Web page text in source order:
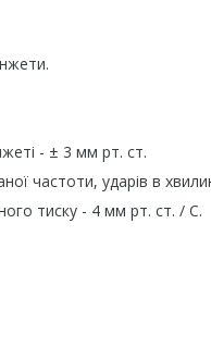
- ± 3 мм рт. ст.
частоти, ударів в
тиску - 4 мм рт. ст. / С.